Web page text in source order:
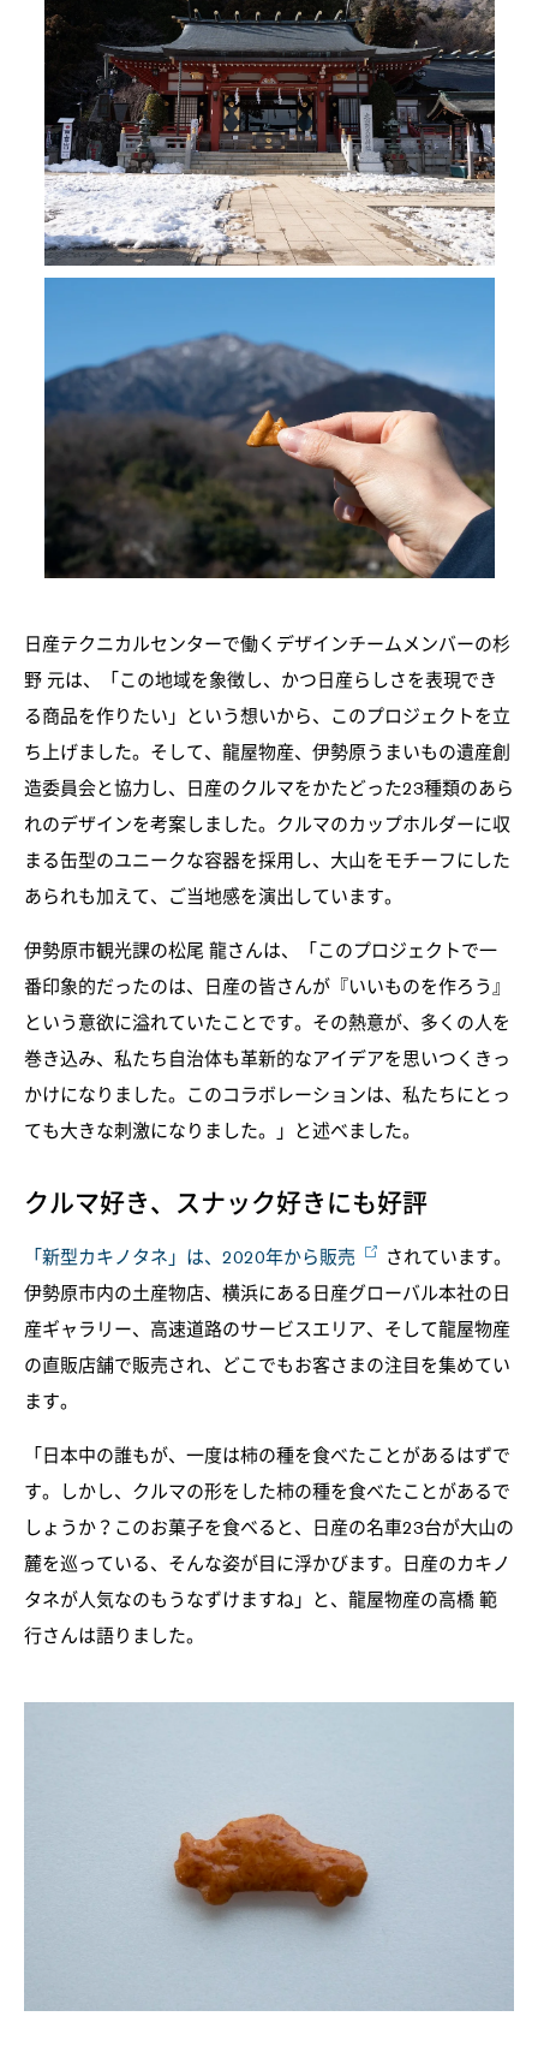
日産テクニカルセンターで働くデザインチームメンバーの杉
野 元は、「この地域を象徴し、かつ日産らしさを表現でき
る商品を作りたい」という想いから、このプロジェクトを立
ち上げました。そして、龍屋物産、伊勢原うまいもの遺産創
造委員会と協力し、日産のクルマをかたどった23種類のあら
れのデザインを考案しました。クルマのカップホルダーに収
まる缶型のユニークな容器を採用し、大山をモチーフにした
あられも加えて、ご当地感を演出しています。
伊勢原市観光課の松尾 龍さんは、「このプロジェクトで一
番印象的だったのは、日産の皆さんが『いいものを作ろう』
という意欲に溢れていたことです。その熱意が、多くの人を
巻き込み、私たち自治体も革新的なアイデアを思いつくきっ
かけになりました。このコラボレーションは、私たちにとっ
ても大きな刺激になりました。」と述べました。
クルマ好き、スナック好きにも好評
「新型カキノタネ」は、2020年から販売
されています。
伊勢原市内の土産物店、横浜にある日産グローバル本社の日
産ギャラリー、高速道路のサービスエリア、そして龍屋物産
の直販店舗で販売され、どこでもお客さまの注目を集めてい
ます。
「日本中の誰もが、一度は柿の種を食べたことがあるはずで
す。しかし、クルマの形をした柿の種を食べたことがあるで
しょうか？このお菓子を食べると、日産の名車23台が大山の
麓を巡っている、そんな姿が目に浮かびます。日産のカキノ
タネが人気なのもうなずけますね」と、龍屋物産の高橋 範
行さんは語りました。